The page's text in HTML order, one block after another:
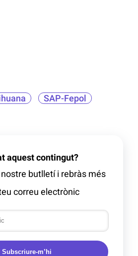
SAP-Fepol
aquest contingut?
butlletí i rebràs més
correu electrònic
Subscriure-m’hi